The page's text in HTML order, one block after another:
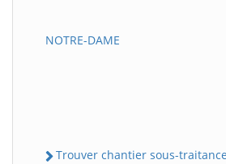
NOTRE-DAME
Trouver chantier sous-